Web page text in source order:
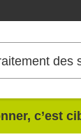
des
c’est